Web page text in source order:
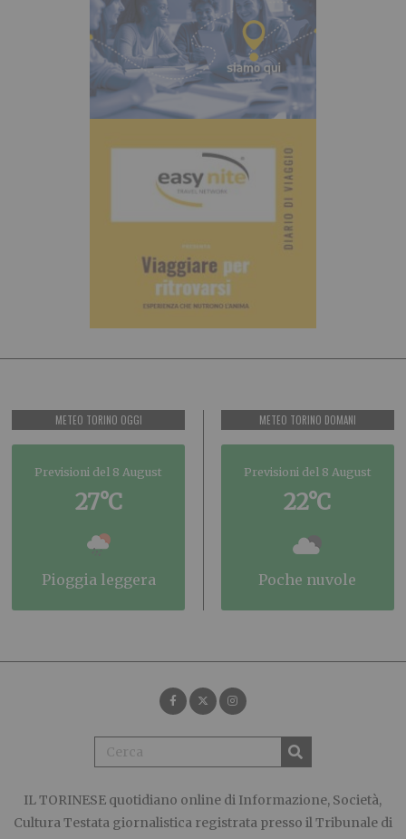
METEO TORINO OGGI
Previsioni del 8 August
27°C
pioggia leggera
METEO TORINO DOMANI
Previsioni del 8 August
22°C
poche nuvole
IL TORINESE quotidiano online di Informazione, Società,
Cultura Testata giornalistica registrata presso il Tribunale di